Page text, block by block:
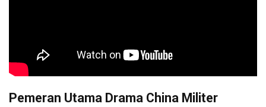
Pemeran Utama Drama China Militer